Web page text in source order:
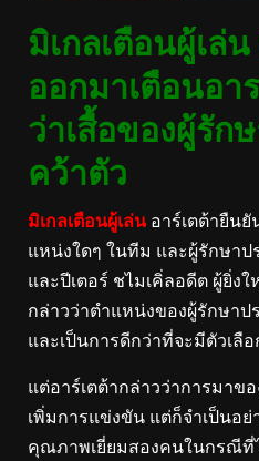
มิเกลเตือนผู้เล่
ออกมาเตือนอา
ว่าเสื้อของผู้รัก
คว้าตัว
มิเกลเตือนผู้เล่นอาร์เตต้ายืนยั
แหน่งใดๆ ในทีม และผู้รักษาป
และปีเตอร์ ชไมเคิ่ลอดีต ผู้ยิ่ง
กล่าวว่าตำแหน่งของผู้รักษาป
และเป็นการดีกว่าที่จะมีตัวเลื
แต่อาร์เตต้ากล่าวว่าการมาข
เพิ่มการแข่งขัน แต่ก็จำเป็นอ
คุณภาพเยี่ยมสองคนในกรณีที่